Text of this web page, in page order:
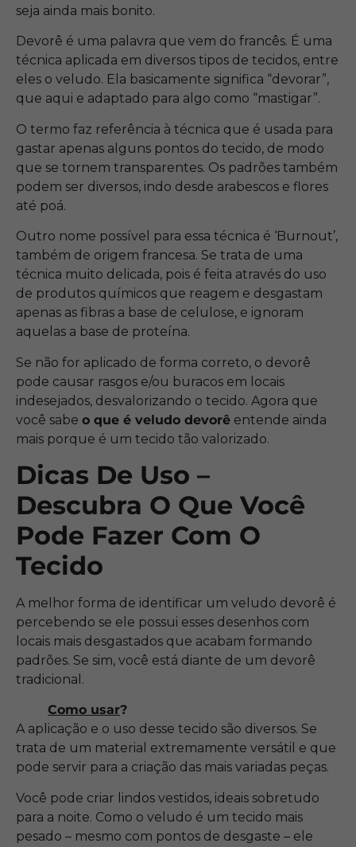
seja ainda mais bonito.
Devorê é uma palavra que vem do francês. É uma
técnica aplicada em diversos tipos de tecidos, entre
eles o veludo. Ela basicamente significa “devorar”,
que aqui e adaptado para algo como “mastigar”.
O termo faz referência à técnica que é usada para
gastar apenas alguns pontos do tecido, de modo
que se tornem transparentes. Os padrões também
podem ser diversos, indo desde arabescos e flores
até poá.
Outro nome possível para essa técnica é ‘Burnout’,
também de origem francesa. Se trata de uma
técnica muito delicada, pois é feita através do uso
de produtos químicos que reagem e desgastam
apenas as fibras a base de celulose, e ignoram
aquelas a base de proteína.
Se não for aplicado de forma correto, o devorê
pode causar rasgos e/ou buracos em locais
indesejados, desvalorizando o tecido. Agora que
você sabe o que é veludo devorê entende ainda
mais porque é um tecido tão valorizado.
Dicas De Uso –
Descubra O Que Você
Pode Fazer Com O
Tecido
A melhor forma de identificar um veludo devorê é
percebendo se ele possui esses desenhos com
locais mais desgastados que acabam formando
padrões. Se sim, você está diante de um devorê
tradicional.
Como usar?
A aplicação e o uso desse tecido são diversos. Se
trata de um material extremamente versátil e que
pode servir para a criação das mais variadas peças.
Você pode criar lindos vestidos, ideais sobretudo
para a noite. Como o veludo é um tecido mais
pesado – mesmo com pontos de desgaste – ele